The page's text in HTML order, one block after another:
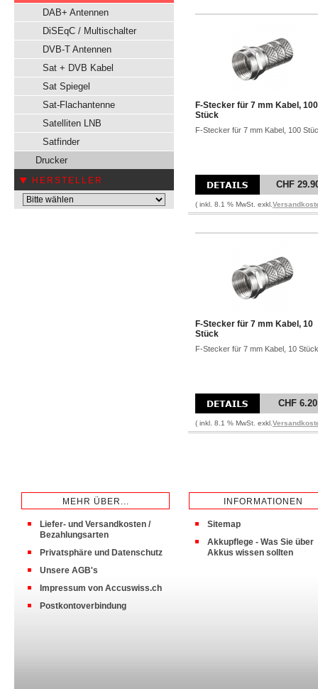
DAB+ Antennen
DiSEqC / Multischalter
DVB-T Antennen
Sat + DVB Kabel
Sat Spiegel
Sat-Flachantenne
Satelliten LNB
Satfinder
Drucker
HERSTELLER
F-Stecker für 7 mm Kabel, 100
Stück
F-Stecker für 7 mm Kabel, 100
CHF
( inkl. 8.1 % MwSt. exkl.
F-Stecker für 7 mm Kabel, 10
Stück
F-Stecker für 7 mm Kabel, 10 Stück
CHF 6.20
( inkl. 8.1 % MwSt. exkl.
MEHR ÜBER...
Liefer- und Versandkosten /
Bezahlungsarten
Privatsphäre und Datenschutz
Unsere AGB's
Impressum von Accuswiss.ch
Postkontoverbindung
INFORMATIONEN
Sitemap
Akkupflege - Was Sie über
Akkus wissen sollten